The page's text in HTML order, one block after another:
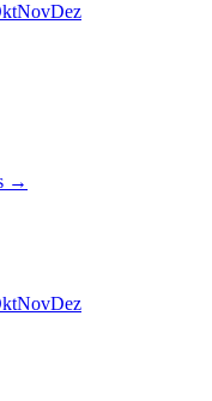
NovDez
→
NovDez